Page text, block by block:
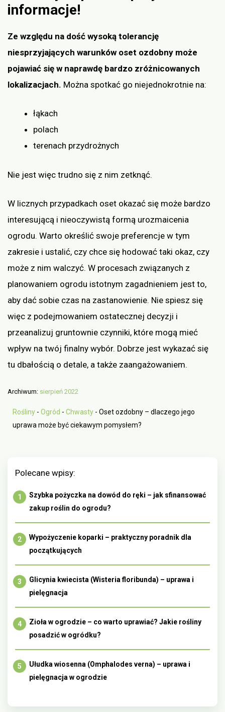
informacje!
Ze względu na dość wysoką tolerancję
niesprzyjających warunków oset ozdobny może
pojawiać się w naprawdę bardzo zróżnicowanych
lokalizacjach. Można spotkać go niejednokrotnie na:
łąkach
polach
terenach przydrożnych
Nie jest więc trudno się z nim zetknąć.
W licznych przypadkach oset okazać się może bardzo
interesującą i nieoczywistą formą urozmaicenia
ogrodu. Warto określić swoje preferencje w tym
zakresie i ustalić, czy chce się hodować taki okaz, czy
może z nim walczyć. W procesach związanych z
planowaniem ogrodu istotnym zagadnieniem jest to,
aby dać sobie czas na zastanowienie. Nie spiesz się
więc z podejmowaniem ostatecznej decyzji i
przeanalizuj gruntownie czynniki, które mogą mieć
wpływ na twój finalny wybór. Dobrze jest wykazać się
tu dbałością o detale, a także zaangażowaniem.
Archiwum: sierpień 2022
Rośliny - Ogród - Chwasty - Oset ozdobny – dlaczego jego
uprawa może być ciekawym pomysłem?
Polecane wpisy:
Szybka pożyczka na dowód do ręki – jak sfinansować
zakup roślin do ogrodu?
Wypożyczenie koparki – praktyczny poradnik dla
początkujących
Glicynia kwiecista (Wisteria floribunda) – uprawa i
pielęgnacja
Zioła w ogrodzie – co warto uprawiać? Jakie rośliny
posadzić w ogródku?
Ułudka wiosenna (Omphalodes verna) – uprawa i
pielęgnacja w ogrodzie